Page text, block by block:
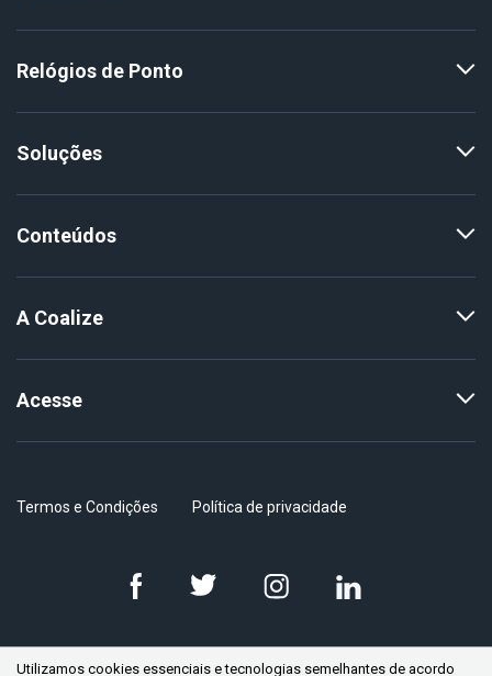
Relógios de Ponto
Soluções
Conteúdos
A Coalize
Acesse
Termos e Condições Política de privacidade
Utilizamos cookies essenciais e tecnologias semelhantes de acordo